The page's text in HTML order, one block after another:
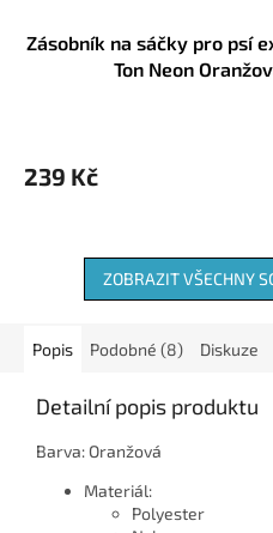
Zásobník na sáčky pro psí
Ton Neon
239 Kč
ZOBRAZIT VŠECHNY
Popis Podobné (8) Diskuze
Detailní popis produktu
Barva: Oranžová
Materiál:
Polyester